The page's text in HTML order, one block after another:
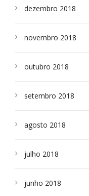
dezembro 2018
novembro 2018
outubro 2018
setembro 2018
agosto 2018
julho 2018
junho 2018